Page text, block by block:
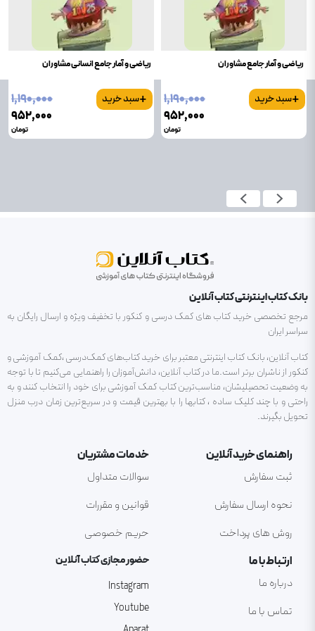
ریاضی و آمار جامع مشاوران
+سبد خرید
۱٬۱۹۰٬۰۰۰
۹۵۲٬۰۰۰
تومان
ریاضی و آمار جامع انسانی مشاوران
+سبد خرید
۱٬۱۹۰٬۰۰۰
۹۵۲٬۰۰۰
تومان
بانک کتاب اینترنتی کتاب آنلاین
مرجع تخصصی خرید کتاب های کمک درسی و کنکور با تخفیف ویژه و ارسال رایگان به
سراسر ایران
کتاب آنلاین، بانک کتاب اینترنتی معتبر برای خرید کتاب‌های کمک‌درسی ،کمک آموزشی و
کنکور از ناشران برتر است.ما در کتاب آنلاین، دانش‌آموزان را راهنمایی می‌کنیم تا با توجه
به وضعیت تحصیلیشان، مناسب‌ترین کتاب کمک آموزشی برای خود را انتخاب کنند و به
راحتی و با چند کلیک ساده ، کتابها را با بهترین قیمت و در سریع‌ترین زمان درب منزل
تحویل بگیرند.
راهنمای خرید آنلاین
ثبت سفارش
نحوه ارسال سفارش
روش های پرداخت
خدمات مشتریان
سوالات متداول
قوانین و مقررات
حریم خصوصی
ارتباط با ما
درباره ما
تماس با ما
حضور مجازی کتاب آنلاین
Instagram
Youtube